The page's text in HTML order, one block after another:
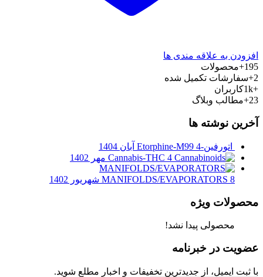
افزودن به علاقه مندی ها
195+
محصولات
2+ سفارشات تکمیل شده
+1k
کاربران
23+ مطالب وبلاگ
آخرین نوشته ها
اتورفین-Etorphine-M994 آبان 1404
Cannabis-THC 4 مهر 1402
MANIFOLDS/EVAPORATORS 8 شهریور 1402
محصولات ویژه
محصولی پیدا نشد!
عضویت در خبرنامه
با ثبت ایمیل، از جدید‌ترین تخفیفات و اخبار مطلع شوید.